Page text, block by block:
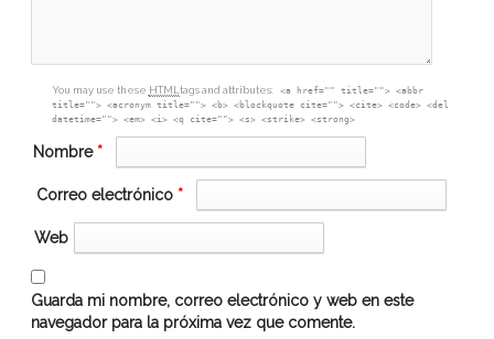
You may use these HTMLtags and attributes:
<a href="" title=""> <abbr
title=""> <acronym title=""> <b> <blockquote cite=""> <cite> <code> <del
datetime=""> <em> <i> <q cite=""> <s> <strike> <strong>
Nombre *
Correo electrónico *
Web
Guarda mi nombre, correo electrónico y web en este
navegador para la próxima vez que comente.